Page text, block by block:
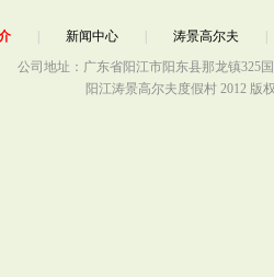
新闻中心 涛景高尔夫
公司地址：广东省阳江市阳东县那龙镇325
阳江涛景高尔夫度假村 2012 版